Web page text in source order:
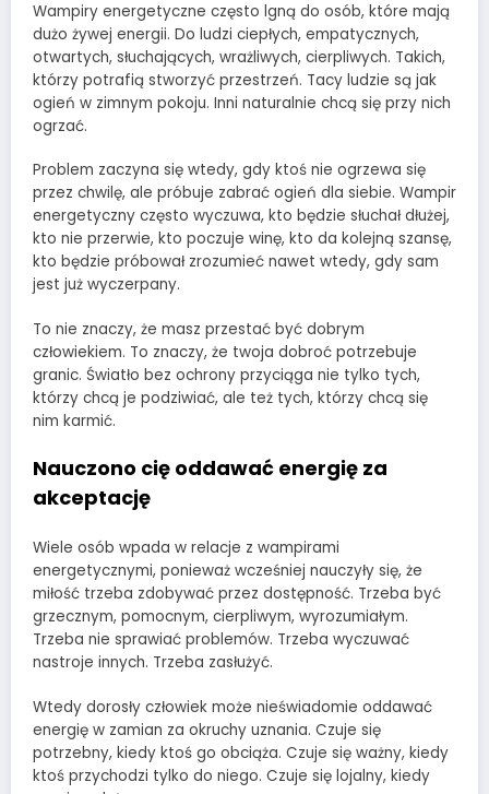
Wampiry energetyczne często lgną do osób, które mają
dużo żywej energii. Do ludzi ciepłych, empatycznych,
otwartych, słuchających, wrażliwych, cierpliwych. Takich,
którzy potrafią stworzyć przestrzeń. Tacy ludzie są jak
ogień w zimnym pokoju. Inni naturalnie chcą się przy nich
ogrzać.
Problem zaczyna się wtedy, gdy ktoś nie ogrzewa się
przez chwilę, ale próbuje zabrać ogień dla siebie. Wampir
energetyczny często wyczuwa, kto będzie słuchał dłużej,
kto nie przerwie, kto poczuje winę, kto da kolejną szansę,
kto będzie próbował zrozumieć nawet wtedy, gdy sam
jest już wyczerpany.
To nie znaczy, że masz przestać być dobrym
człowiekiem. To znaczy, że twoja dobroć potrzebuje
granic. Światło bez ochrony przyciąga nie tylko tych,
którzy chcą je podziwiać, ale też tych, którzy chcą się
nim karmić.
Nauczono cię oddawać energię za
akceptację
Wiele osób wpada w relacje z wampirami
energetycznymi, ponieważ wcześniej nauczyły się, że
miłość trzeba zdobywać przez dostępność. Trzeba być
grzecznym, pomocnym, cierpliwym, wyrozumiałym.
Trzeba nie sprawiać problemów. Trzeba wyczuwać
nastroje innych. Trzeba zasłużyć.
Wtedy dorosły człowiek może nieświadomie oddawać
energię w zamian za okruchy uznania. Czuje się
potrzebny, kiedy ktoś go obciąża. Czuje się ważny, kiedy
ktoś przychodzi tylko do niego. Czuje się lojalny, kiedy